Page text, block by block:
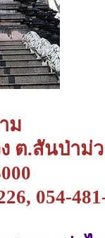
ม
ต.สันป่าม่ว
054-